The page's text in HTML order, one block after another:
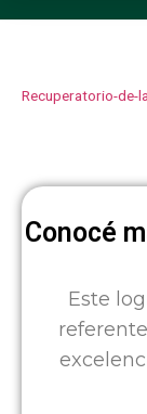
Recuperatorio-de-
Conocé
Este